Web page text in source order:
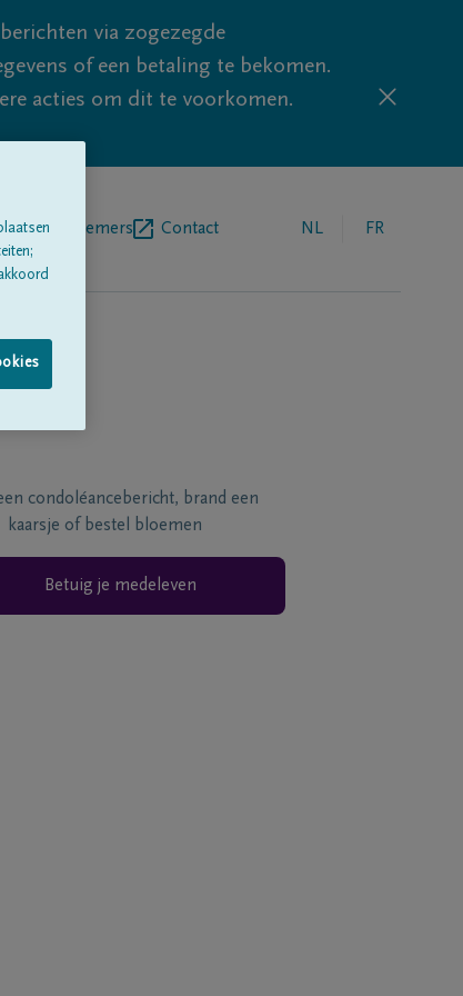
via zogezegde
of een betaling te bekomen.
acties om dit te voorkomen.
Contact NL FR
condoléancebericht, brand een
kaarsje of bestel bloemen
Betuig je medeleven